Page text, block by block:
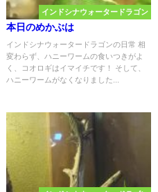
インドシナウォータードラゴン
本日のめかぶは
インドシナウォータードラゴンの日常 相
変わらず、ハニーワームの食いつきがよ
く、コオロギはイマイチです！ そして、
ハニーワームがなくなりました...